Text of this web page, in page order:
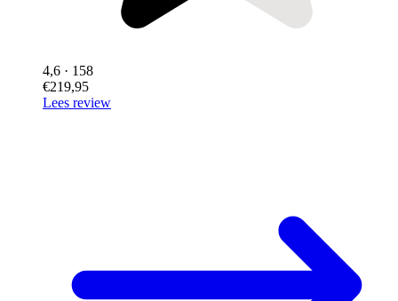
4,6 · 158
€219,95
Lees review